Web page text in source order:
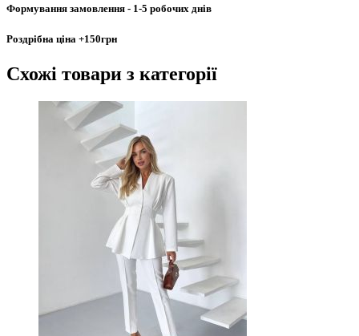
Формування замовлення - 1-5 робочих днів
Роздрібна ціна +150грн
Схожі товари з категорії